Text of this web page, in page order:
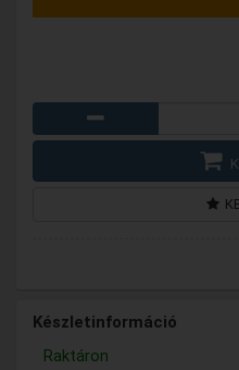
Készletinformáció
Raktáron